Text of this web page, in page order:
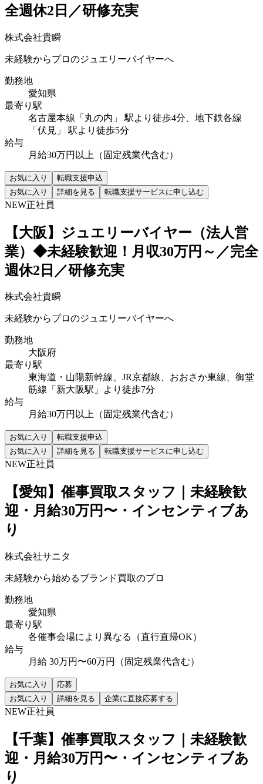
全週休2日／研修充実
株式会社貴瞬
未経験からプロのジュエリーバイヤーへ
勤務地
愛知県
最寄り駅
名古屋本線「丸の内」 駅より徒歩4分、地下鉄各線
「伏見」 駅より徒歩5分
給与
月給30万円以上（固定残業代含む）
お気に入り
転職支援申込
お気に入り
詳細を見る 転職支援サービスに申し込む
NEW正社員
【大阪】ジュエリーバイヤー（法人営
業）◆未経験歓迎！月収30万円～／完全
週休2日／研修充実
株式会社貴瞬
未経験からプロのジュエリーバイヤーへ
勤務地
大阪府
最寄り駅
東海道・山陽新幹線、JR京都線、おおさか東線、御堂
筋線「新大阪駅」より徒歩7分
給与
月給30万円以上（固定残業代含む）
お気に入り
転職支援申込
お気に入り
詳細を見る 転職支援サービスに申し込む
NEW正社員
【愛知】催事買取スタッフ｜未経験歓
迎・月給30万円〜・インセンティブあ
り
株式会社サニタ
未経験から始めるブランド買取のプロ
勤務地
愛知県
最寄り駅
各催事会場により異なる（直行直帰OK）
給与
月給 30万円〜60万円（固定残業代含む）
お気に入り
応募
お気に入り
詳細を見る 企業に直接応募する
NEW正社員
【千葉】催事買取スタッフ｜未経験歓
迎・月給30万円〜・インセンティブあ
り